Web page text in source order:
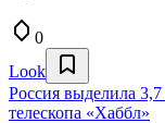
0
Look
Россия выделила
телескопа «Хаббл»